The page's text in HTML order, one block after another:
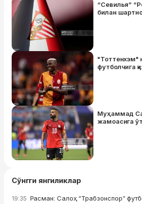
“Севилья”
билан
"Тоттенхэм"
футболчига
Муҳаммад
жамоасига
Сўнгги янгиликлар
19:35 Расман: Салоҳ “Трабзонспор”